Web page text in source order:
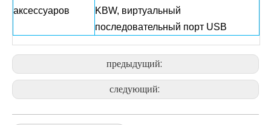
аксессуаров
KBW, виртуальный
последовательный порт USB
предыдущий:
следующий: